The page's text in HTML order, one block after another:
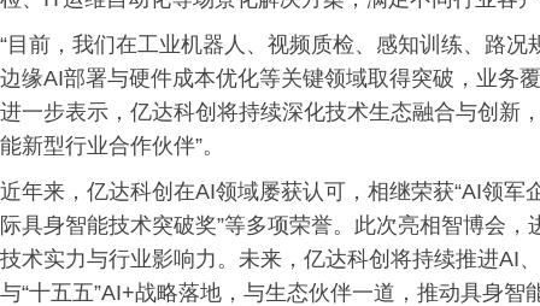
“目前，我们在工业机器人、视频质检、感知训练、路
边缘AI部署与硬件成本优化等关键领域取得突破，业务
进一步表示，亿达科创将持续深化技术生态融合与创新
能新型行业合作伙伴”。
近年来，亿达科创在AI领域屡获认可，相继荣获“AI领军
际具身智能技术突破奖”等多项荣誉。此次亮相智博会
技术实力与行业影响力。未来，亿达科创将持续推进AI
与“十五五”AI+战略落地，与生态伙伴一道，推动具身